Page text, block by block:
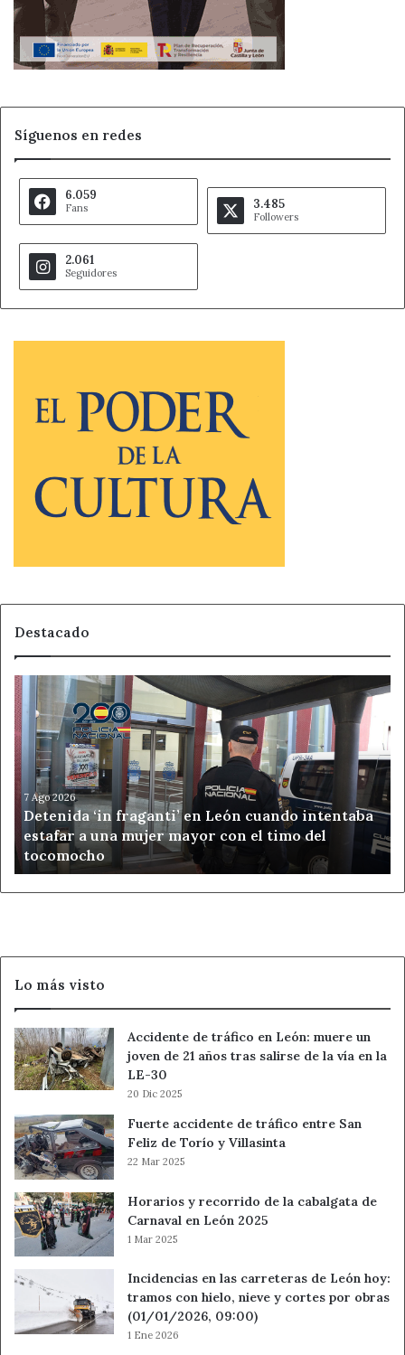
Síguenos en redes
6.059
Fans 3.485
Followers
2.061
Seguidores
Destacado
Detenida
‘in
fraganti’
en
León
cuando
intentaba
estafar
una
mujer
mayor
tocomocho
7 Ago 2026
Detenida ‘in fraganti’ en León cuando intentaba
estafar a una mujer mayor con el timo del
tocomocho
Lo más visto
Accidente de tráfico en León: muere un
joven de 21 años tras salirse de la vía en la
LE-30
20 Dic 2025
Fuerte accidente de tráfico entre San
Feliz de Torío y Villasinta
22 Mar 2025
Horarios y recorrido de la cabalgata de
Carnaval en León 2025
1 Mar 2025
Incidencias en las carreteras de León hoy:
tramos con hielo, nieve y cortes por obras
(01/01/2026, 09:00)
1 Ene 2026